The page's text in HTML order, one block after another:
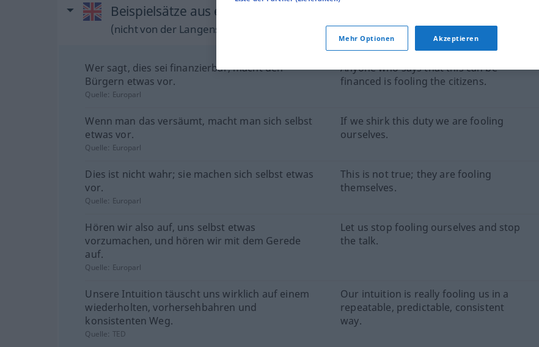
Beispielsätze aus externen Quellen für "fooling"
(nicht von der Langenscheidt Redaktion geprüft)
Wer sagt, dies sei finanzierbar, macht den
Bürgern etwas vor.
Anyone who says that this can be
financed is fooling the citizens.
Quelle: Europarl
Wenn man das versäumt, macht man sich selbst
etwas vor.
If we shirk this duty we are fooling
ourselves.
Quelle: Europarl
Dies ist nicht wahr; sie machen sich selbst etwas
vor.
This is not true; they are fooling
themselves.
Quelle: Europarl
Hören wir also auf, uns selbst etwas
vorzumachen, und hören wir mit dem Gerede
auf.
Let us stop fooling ourselves and stop
the talk.
Quelle: Europarl
Unsere Intuition täuscht uns wirklich auf einem
wiederholten, vorhersehbahren und
konsistenten Weg.
Our intuition is really fooling us in a
repeatable, predictable, consistent
way.
Quelle: TED
Mehr Optionen Akzeptieren